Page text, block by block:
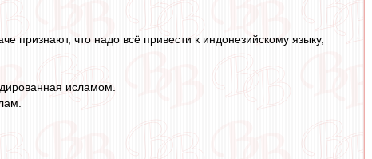
признают, что надо всё привести к индонезийскому языку,
исламом.